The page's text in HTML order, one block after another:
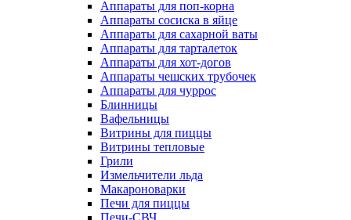
Аппараты для поп-корна
Аппараты сосиска в яйце
Аппараты для сахарной ваты
Аппараты для тарталеток
Аппараты для хот-догов
Аппараты чешских трубочек
Аппараты для чуррос
Блинницы
Вафельницы
Витрины для пиццы
Витрины тепловые
Грили
Измельчители льда
Макароноварки
Печи для пиццы
Печи-СВЧ